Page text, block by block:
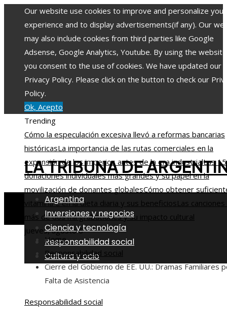
Our website use cookies to improve and personalize your
experience and to display advertisements(if any). Our
may also include cookies from third parties like Google
Adsense, Google Analytics, Youtube. By using the
you consent to the use of cookies. We have updated our
Privacy Policy. Please click on the button to check our
Policy.
Ok, Acepto
Trending
Cómo la especulación excesiva llevó a reformas bancarias
históricasLa importancia de las rutas comerciales en la
expansión de los imperios antes de la era industrialLas 15
donaciones individuales más grandes y su papel en la
movilización de donantes globalesCómo obtener
vitamina C en la dieta diaria y sus beneficiosLas
más de dos mil grabaciones y su impacto cultural
jueves, agosto 6
LA TRIBUNA DE
Argentina
Inversiones y negocios
Ciencia y tecnología
Responsabilidad social
Cultura y ocio
Home
Responsabilidad social
Cierre del Gobierno de EE. UU.: Dramas Familiares
Falta de Asistencia
Responsabilidad social